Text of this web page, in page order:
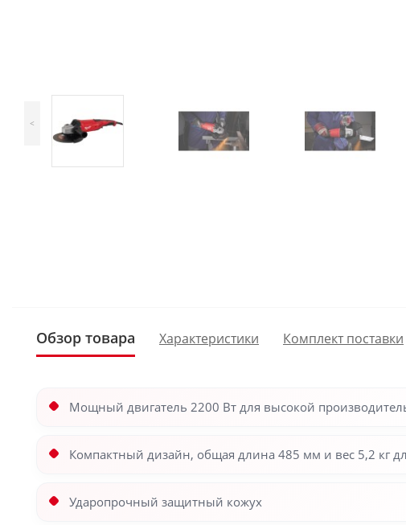
<
Обзор товара Характеристики Комплект поставки
Мощный двигатель 2200 Вт для высокой
Компактный дизайн, общая длина 485 мм и вес 5,2 кг
Ударопрочный защитный кожух